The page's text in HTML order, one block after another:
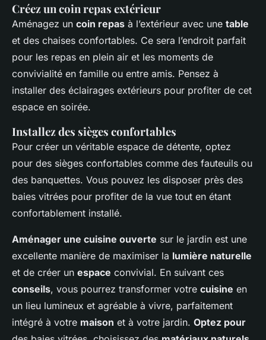
Créez un coin repas extérieur
Aménagez un coin repas à l’extérieur avec une table
et des chaises confortables. Ce sera l’endroit parfait
pour les repas en plein air et les moments de
convivialité en famille ou entre amis. Pensez à
installer des éclairages extérieurs pour profiter de cet
espace en soirée.
Installez des sièges confortables
Pour créer un véritable espace de détente, optez
pour des sièges confortables comme des fauteuils ou
des banquettes. Vous pouvez les disposer près des
baies vitrées pour profiter de la vue tout en étant
confortablement installé.
Aménager une cuisine ouverte sur le jardin est une
excellente manière de maximiser la lumière naturelle
et de créer un espace convivial. En suivant ces
conseils, vous pourrez transformer votre cuisine en
un lieu lumineux et agréable à vivre, parfaitement
intégré à votre maison et à votre jardin. Optez pour